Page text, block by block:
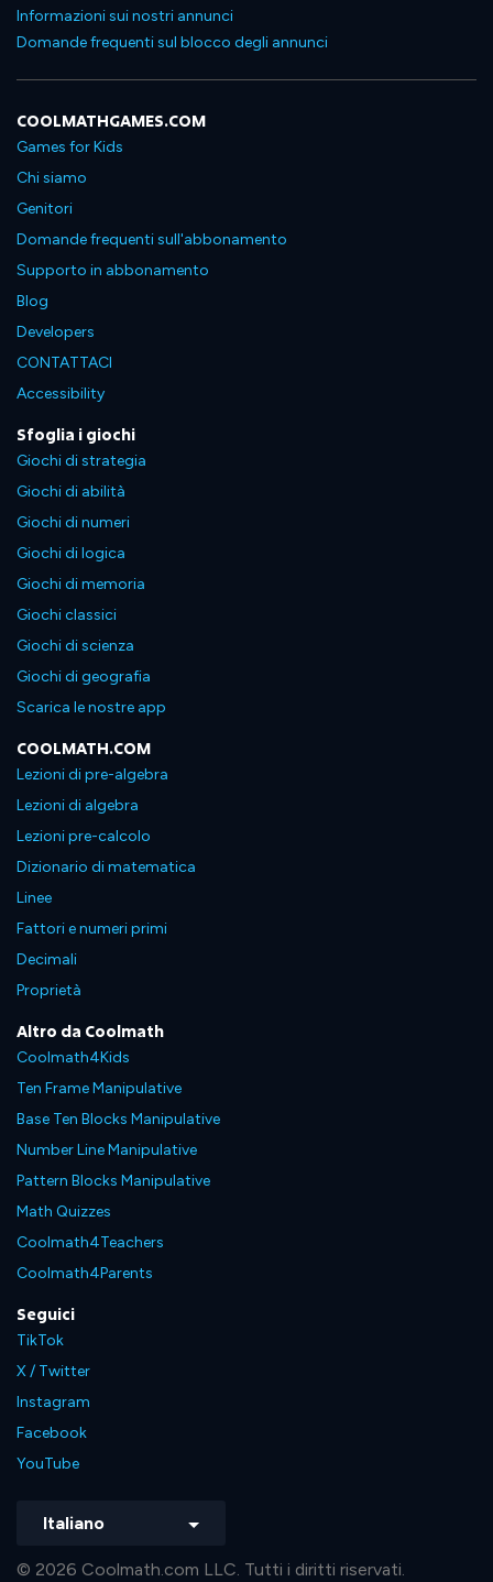
Informazioni sui nostri annunci
Domande frequenti sul blocco degli annunci
COOLMATHGAMES.COM
Games for Kids
Chi siamo
Genitori
Domande frequenti sull'abbonamento
Supporto in abbonamento
Blog
Developers
CONTATTACI
Accessibility
Sfoglia i giochi
Giochi di strategia
Giochi di abilità
Giochi di numeri
Giochi di logica
Giochi di memoria
Giochi classici
Giochi di scienza
Giochi di geografia
Scarica le nostre app
COOLMATH.COM
Lezioni di pre-algebra
Lezioni di algebra
Lezioni pre-calcolo
Dizionario di matematica
Linee
Fattori e numeri primi
Decimali
Proprietà
Altro da Coolmath
Coolmath4Kids
Ten Frame Manipulative
Base Ten Blocks Manipulative
Number Line Manipulative
Pattern Blocks Manipulative
Math Quizzes
Coolmath4Teachers
Coolmath4Parents
Seguici
TikTok
X / Twitter
Instagram
Facebook
YouTube
Italiano
© 2026 Coolmath.com LLC. Tutti i diritti riservati.